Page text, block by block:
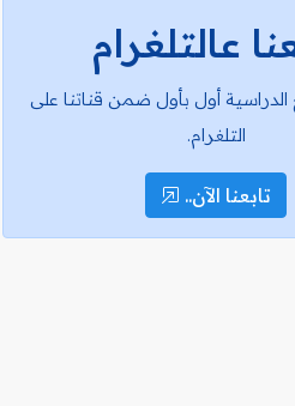
عالتلغرام
الدراسية أول بأول ضمن قناتنا على
التلغرام.
تابعنا الآن..